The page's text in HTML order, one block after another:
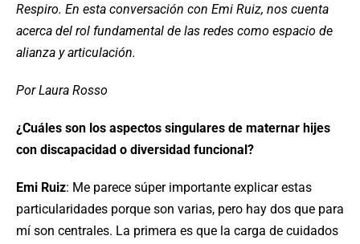
Respiro. En esta conversación con Emi Ruiz, nos cuenta
acerca del rol fundamental de las redes como espacio de
alianza y articulación.
Por Laura Rosso
¿Cuáles son los aspectos singulares de maternar hijes
con discapacidad o diversidad funcional?
Emi Ruiz: Me parece súper importante explicar estas
particularidades porque son varias, pero hay dos que para
mí son centrales. La primera es que la carga de cuidados